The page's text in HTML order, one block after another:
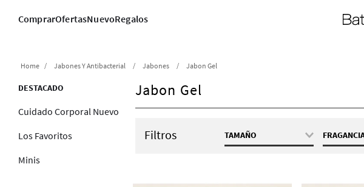
ComprarOfertasNuevoRegalos
Jabones Y Antibacterial Jabones Jabon Gel
DESTACADO
Cuidado Corporal Nuevo
Los Favoritos
Minis
Jabon Gel
Filtros
TAMAÑO